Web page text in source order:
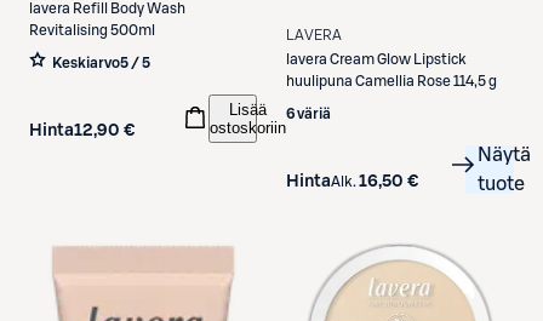
lavera Refill Body Wash
Revitalising 500ml
Keskiarvo5 / 5
Hinta12,90 €
Lisää
ostoskoriin
LAVERA
lavera Cream Glow Lipstick
huulipuna Camellia Rose 114,5 g
6 väriä
HintaAlk. 16,50 €
Näytä
tuote